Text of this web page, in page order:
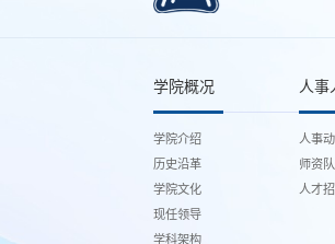
学院概况
学院介绍
历史沿革
学院文化
现任领导
学科架构
人事
人事
师资
人才